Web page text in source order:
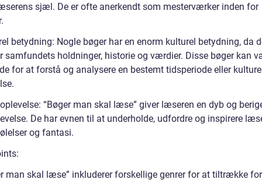
sjæl. De er ofte anerkendt som mesterværker inden for
betydning: Nogle bøger har en enorm kulturel betydning, da
samfundets holdninger, historie og værdier. Disse bøger kan
for at forstå og analysere en bestemt tidsperiode eller
“Bøger man skal læse” giver læseren en dyb og
De har evnen til at underholde, udfordre og inspirere
og fantasi.
man skal læse” inkluderer forskellige genrer for at tiltrække